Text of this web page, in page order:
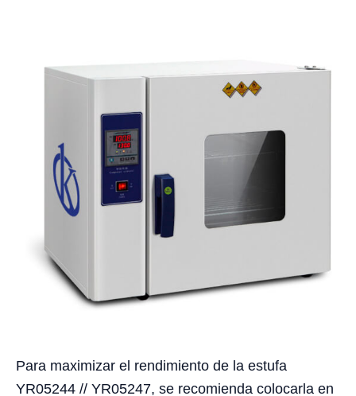
Para maximizar el rendimiento de la estufa
YR05244 // YR05247, se recomienda colocarla en